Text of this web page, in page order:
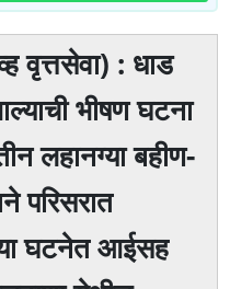
वृत्तसेवा) : धाड
भीषण घटना
लहानग्या बहीण-
परिसरात
घटनेत आईसह